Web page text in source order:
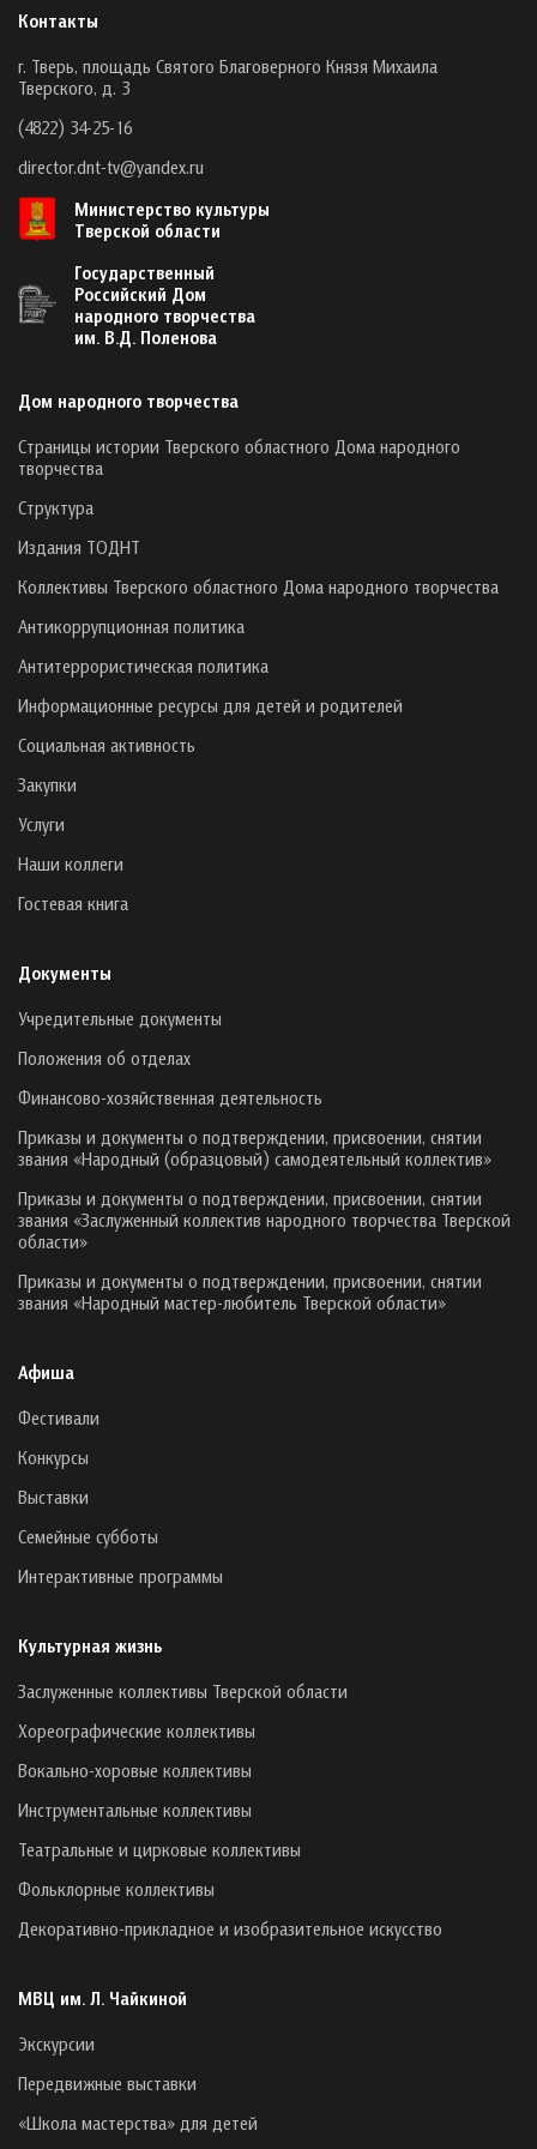
Контакты
г. Тверь, площадь Святого Благоверного Князя Михаила
Тверского, д. 3
(4822) 34-25-16
director.dnt-tv@yandex.ru
Министерство культуры
Тверской области
Государственный
Российский Дом
народного творчества
им. В.Д. Поленова
Дом народного творчества
Страницы истории Тверского областного Дома народного
творчества
Структура
Издания ТОДНТ
Коллективы Тверского областного Дома народного творчества
Антикоррупционная политика
Антитеррористическая политика
Информационные ресурсы для детей и родителей
Социальная активность
Закупки
Услуги
Наши коллеги
Гостевая книга
Документы
Учредительные документы
Положения об отделах
Финансово-хозяйственная деятельность
Приказы и документы о подтверждении, присвоении, снятии
звания «Народный (образцовый) самодеятельный коллектив»
Приказы и документы о подтверждении, присвоении, снятии
звания «Заслуженный коллектив народного творчества Тверской
области»
Приказы и документы о подтверждении, присвоении, снятии
звания «Народный мастер-любитель Тверской области»
Афиша
Фестивали
Конкурсы
Выставки
Семейные субботы
Интерактивные программы
Культурная жизнь
Заслуженные коллективы Тверской области
Хореографические коллективы
Вокально-хоровые коллективы
Инструментальные коллективы
Театральные и цирковые коллективы
Фольклорные коллективы
Декоративно-прикладное и изобразительное искусство
МВЦ им. Л. Чайкиной
Экскурсии
Передвижные выставки
«Школа мастерства» для детей